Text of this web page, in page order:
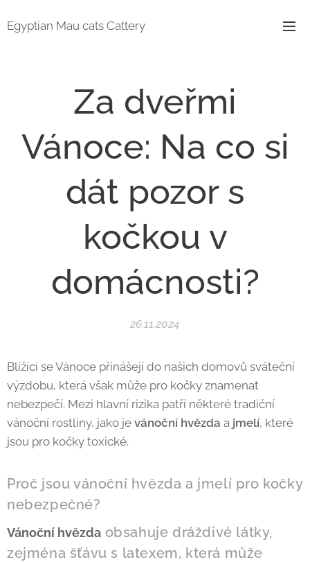
Egyptian Mau cats Cattery
Za dveřmi
Vánoce: Na co si
dát pozor s
kočkou v
domácnosti?
26.11.2024
Blížící se Vánoce přinášejí do našich domovů sváteční
výzdobu, která však může pro kočky znamenat
nebezpečí. Mezi hlavní rizika patří některé tradiční
vánoční rostliny, jako je vánoční hvězda a jmelí, které
jsou pro kočky toxické.
Proč jsou vánoční hvězda a jmelí pro kočky
nebezpečné?
Vánoční hvězda obsahuje dráždivé látky,
zejména šťávu s latexem, která může